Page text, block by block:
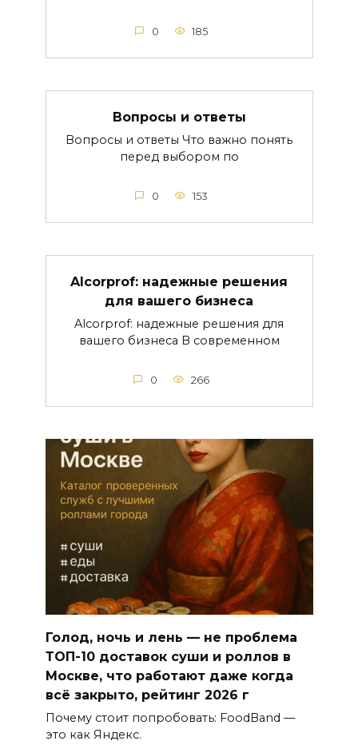
0 185
Вопросы и ответы
Вопросы и ответы Что важно понять
перед выбором по
0 153
Alcorprof: надежные решения
для вашего бизнеса
Alcorprof: надежные решения для
вашего бизнеса В современном
0 266
Голод, ночь и лень — не проблема
ТОП-10 доставок суши и роллов в
Москве, что работают даже когда
всё закрыто, рейтинг 2026 г
Почему стоит попробовать: FoodBand —
это как Яндекс.